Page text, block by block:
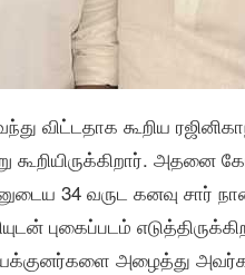
விட்டதாக கூறிய
கூறியிருக்கிறார். அதனை
34 வருட கனவு சார் நான்
புகைப்படம்
அழைத்து